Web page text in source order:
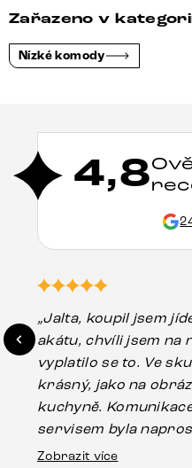
Zařazeno v
Nízké komody
4,8
„Jalta, koupil jsem
akátu, chvíli jsem na
vyplatilo se to. Ve
krásný, jako na obrázcích. Je ozdobou naší
kuchyně.
servisem byla
drobné poškození u
Zobrazit více